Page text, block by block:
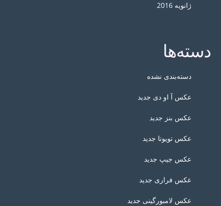
ژانویه 2016
دسته‌ها
دسته‌بندی نشده
عکس آ او دی جدید
عکس بنز جدید
عکس تویوتا جدید
عکس جیپ جدید
عکس فراری جدید
عکس لامبورگینی جدید